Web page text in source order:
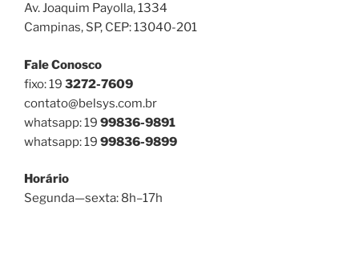
Av. Joaquim Payolla, 1334
Campinas, SP, CEP: 13040-201
Fale Conosco
fixo: 19 3272-7609
contato@belsys.com.br
whatsapp: 19 99836-9891
whatsapp: 19 99836-9899
Horário
Segunda—sexta: 8h–17h